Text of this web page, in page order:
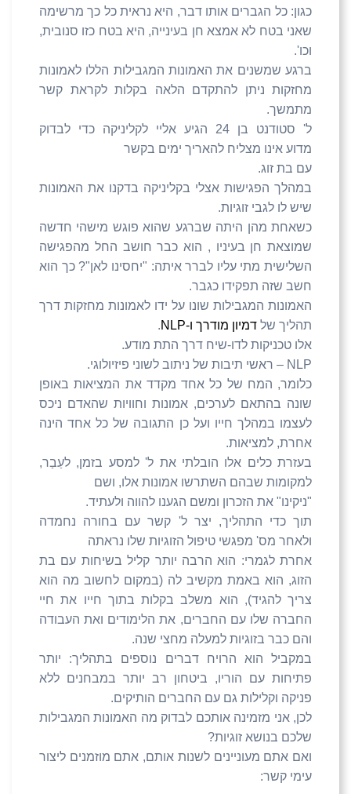
כגון: כל הגברים אותו דבר, היא נראית כל כך מרשימה
שאני בטח לא אמצא חן בעינייה, היא בטח כזו סנובית,
וכו'.
ברגע שמשנים את האמונות המגבילות הללו לאמונות
מחזקות ניתן להתקדם הלאה בקלות לקראת קשר
מתמשך.
ל' סטודנט בן 24 הגיע אליי לקליניקה כדי לבדוק
מדוע אינו מצליח להאריך ימים בקשר
עם בת זוג.
במהלך הפגישות אצלי בקליניקה בדקנו את האמונות
שיש לו לגבי זוגיות.
כשאחת מהן היתה שברגע שהוא פוגש מישהי חדשה
שמוצאת חן בעיניו , הוא כבר חושב החל מהפגישה
השלישית מתי עליו לברר איתה: "יחסינו לאן"? כך הוא
חשב שזה תפקידו כגבר.
האמונות המגבילות שונו על ידו לאמונות מחזקות דרך
תהליך של דמיון מודרך ו-NLP
.
אלו טכניקות לדו-שיח דרך התת מודע.
NLP – ראשי תיבות של ניתוב לשוני פיזיולוגי.
כלומר, המח של כל אחד מקדד את המציאות באופן
שונה בהתאם לערכים, אמונות וחוויות שהאדם ניכס
לעצמו במהלך חייו ועל כן התגובה של כל אחד הינה
אחרת, למציאות.
בעזרת כלים אלו הובלתי את ל' למסע בזמן, לעַבַר,
למקומות שבהם השתרשו אמונות אלו, ושם
"ניקינו" את הזכרון ומשם הגענו להווה ולעתיד.
תוך כדי התהליך, יצר ל' קשר עם בחורה נחמדה
ולאחר מס' מפגשי טיפול הזוגיות שלו נראתה
אחרת לגמרי: הוא הרבה יותר קליל בשיחות עם בת
הזוג, הוא באמת מקשיב לה (במקום לחשוב מה הוא
צריך להגיד), הוא משלב בקלות בתוך חייו את חיי
החברה שלו עם החברים, את הלימודים ואת העבודה
והם כבר בזוגיות למעלה מחצי שנה.
במקביל הוא הרויח דברים נוספים בתהליך: יותר
פתיחות עם הוריו, ביטחון רב יותר במבחנים ללא
פניקה וקלילות גם עם החברים הותיקים.
לכן, אני מזמינה אותכם לבדוק מה האמונות המגבילות
שלכם בנושא זוגיות?
ואם אתם מעוניינים לשנות אותם, אתם מוזמנים ליצור
עימי קשר: